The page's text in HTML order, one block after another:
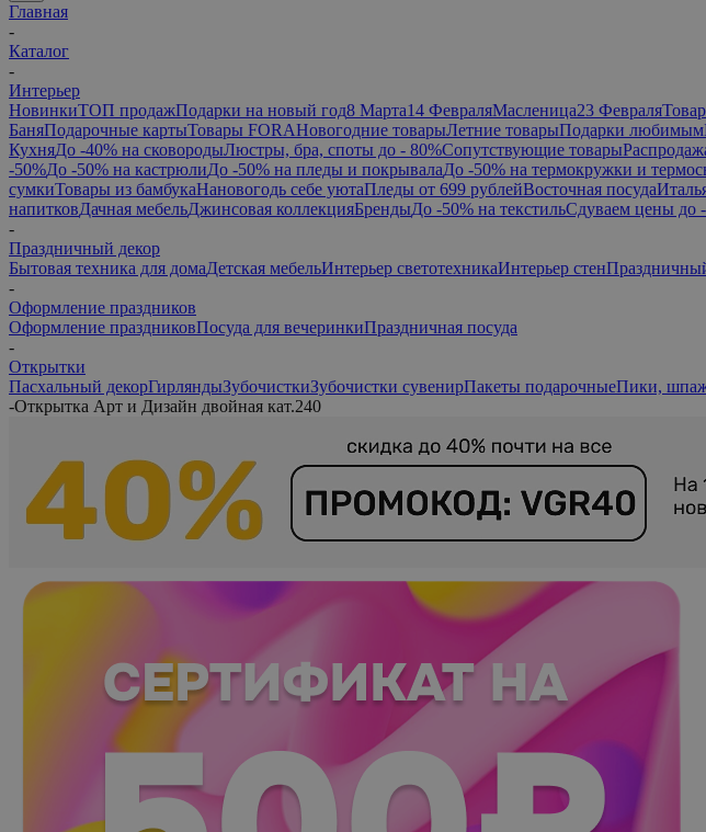
Главная
-
Каталог
-
Интерьер
НовинкиТОП продажПодарки на новый год8 Марта14 ФевраляМасленица23 Февраля
БаняПодарочные картыТовары FORAНовогодние товарыЛетние товарыПодарки любимым
КухняДо -40% на сковородыЛюстры, бра, споты до - 80%Сопутствующие товары
-50%До -50% на кастрюлиДо -50% на пледы и покрывалаДо -50% на термокружки и
сумкиТовары из бамбукаНановогодь себе уютаПледы от 699 рублейВосточная посуда
напитковДачная мебельДжинсовая коллекцияБрендыДо -50% на текстильСдуваем цены до
-
Праздничный декор
Бытовая техника для домаДетская мебельИнтерьер светотехникаИнтерьер стен
-
Оформление праздников
Оформление праздниковПосуда для вечеринкиПраздничная посуда
-
Открытки
Пасхальный декорГирляндыЗубочисткиЗубочистки сувенирПакеты подарочныеПики,
-Открытка Арт и Дизайн двойная кат.240